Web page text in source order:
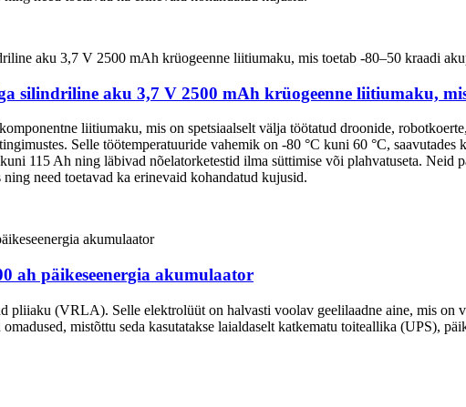
silindriline aku 3,7 V 2500 mAh krüogeenne liitiumaku,
liitiumaku, mis on spetsiaalselt välja töötatud droonide,
Selle töötemperatuuride vahemik on -80 °C kuni 60 °C,
115 Ah ning läbivad nõelatorketestid ilma süttimise või plahvatuseta. Neid
need toetavad ka erinevaid kohandatud kujusid.
ah päikeseenergia akumulaator
pliiaku (VRLA). Selle elektrolüüt on halvasti voolav geelilaadne aine, mis on
mistõttu seda kasutatakse laialdaselt katkematu toiteallika (UPS),